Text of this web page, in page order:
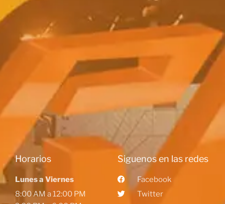
Horarios
Lunes a Viernes
8:00 AM a 12:00 PM
Siguenos en las redes
Facebook
Twitter